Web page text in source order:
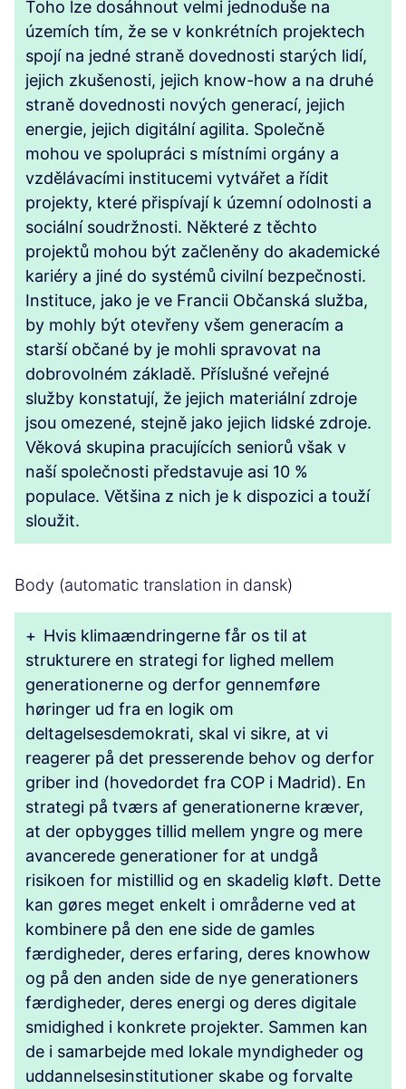
Toho lze dosáhnout velmi jednoduše na
územích tím, že se v konkrétních projektech
spojí na jedné straně dovednosti starých lidí,
jejich zkušenosti, jejich know-how a na druhé
straně dovednosti nových generací, jejich
energie, jejich digitální agilita. Společně
mohou ve spolupráci s místními orgány a
vzdělávacími institucemi vytvářet a řídit
projekty, které přispívají k územní odolnosti a
sociální soudržnosti. Některé z těchto
projektů mohou být začleněny do akademické
kariéry a jiné do systémů civilní bezpečnosti.
Instituce, jako je ve Francii Občanská služba,
by mohly být otevřeny všem generacím a
starší občané by je mohli spravovat na
dobrovolném základě. Příslušné veřejné
služby konstatují, že jejich materiální zdroje
jsou omezené, stejně jako jejich lidské zdroje.
Věková skupina pracujících seniorů však v
naší společnosti představuje asi 10 %
populace. Většina z nich je k dispozici a touží
sloužit.
Body (automatic translation in dansk)
+ Hvis klimaændringerne får os til at
strukturere en strategi for lighed mellem
generationerne og derfor gennemføre
høringer ud fra en logik om
deltagelsesdemokrati, skal vi sikre, at vi
reagerer på det presserende behov og derfor
griber ind (hovedordet fra COP i Madrid). En
strategi på tværs af generationerne kræver,
at der opbygges tillid mellem yngre og mere
avancerede generationer for at undgå
risikoen for mistillid og en skadelig kløft. Dette
kan gøres meget enkelt i områderne ved at
kombinere på den ene side de gamles
færdigheder, deres erfaring, deres knowhow
og på den anden side de nye generationers
færdigheder, deres energi og deres digitale
smidighed i konkrete projekter. Sammen kan
de i samarbejde med lokale myndigheder og
uddannelsesinstitutioner skabe og forvalte